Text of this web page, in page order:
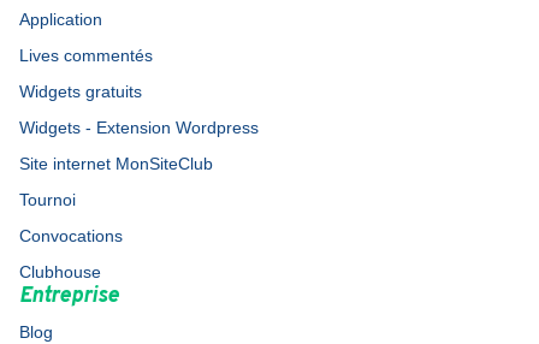
Application
Lives commentés
Widgets gratuits
Widgets - Extension Wordpress
Site internet MonSiteClub
Tournoi
Convocations
Clubhouse
Entreprise
Blog